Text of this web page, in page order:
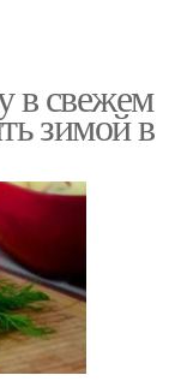
в свежем
зимой в